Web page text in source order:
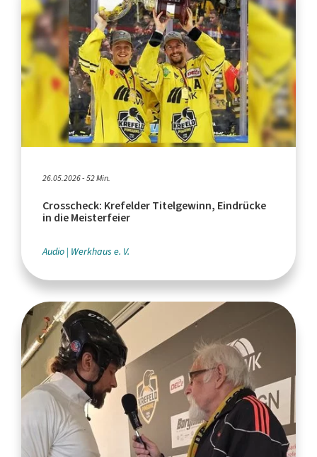
26.05.2026 - 52 Min.
Crosscheck: Krefelder Titelgewinn, Eindrücke
in die Meisterfeier
Audio Werkhaus e. V.